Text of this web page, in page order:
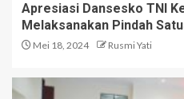
Apresiasi Dansesko TNI
Melaksanakan Pindah
Mei 18, 2024 Rusmi Yati